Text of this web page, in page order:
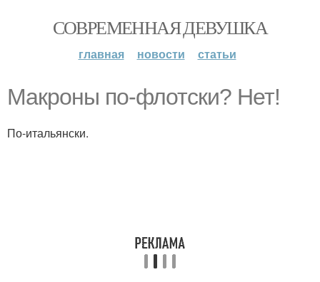
СОВРЕМЕННАЯ ДЕВУШКА
главная новости статьи
Макроны по-флотски? Нет!
По-итальянски.